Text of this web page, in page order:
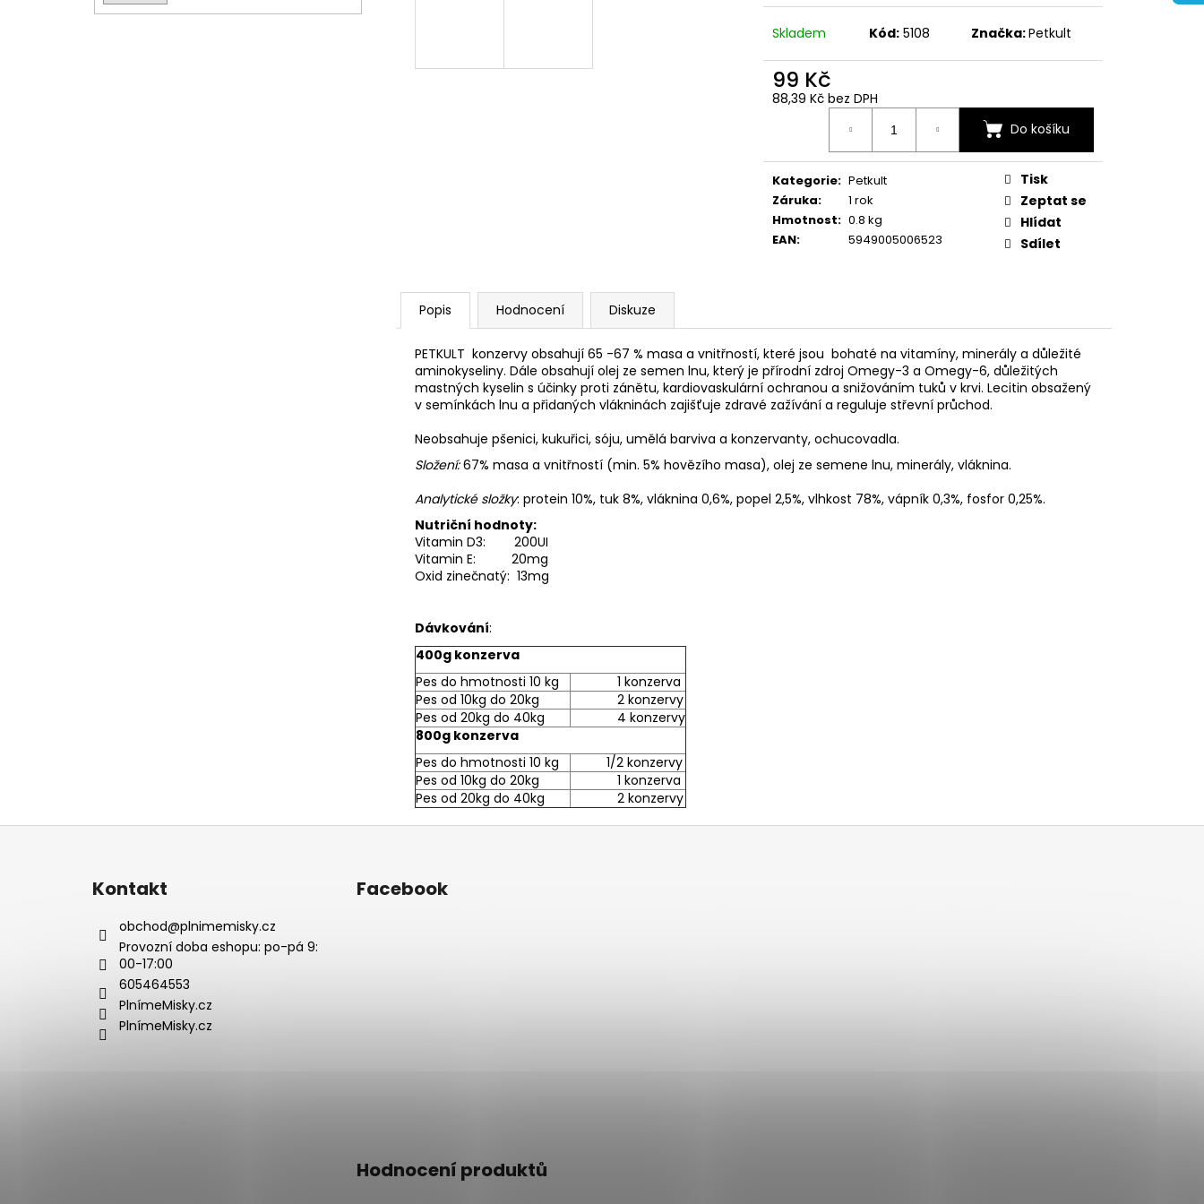
Skladem Kód: 5108 Značka:Petkult
99 Kč
88,39 Kč bez DPH
Do košíku
Kategorie: Petkult
Záruka:
1 rok
Hmotnost: 0.8 kg
EAN: 5949005006523
Tisk
Zeptat se
Hlídat
Sdílet
Popis Hodnocení Diskuze
PETKULT konzervy obsahují 65 -67 % masa a vnitřností, které jsou bohaté na vitamíny, minerály a důležité
aminokyseliny. Dále obsahují olej ze semen lnu, který je přírodní zdroj Omegy-3 a Omegy-6, důležitých
mastných kyselin s účinky proti zánětu, kardiovaskulární ochranou a snižováním tuků v krvi. Lecitin obsažený
v semínkách lnu a přidaných vlákninách zajišťuje zdravé zažívání a reguluje střevní průchod.
Neobsahuje pšenici, kukuřici, sóju, umělá barviva a konzervanty, ochucovadla.
Složení:67% masa a vnitřností (min. 5% hovězího masa), olej ze semene lnu, minerály, vláknina.
Analytické složky: protein 10%, tuk 8%, vláknina 0,6%, popel 2,5%, vlhkost 78%, vápník 0,3%, fosfor 0,25%.
Nutriční hodnoty:
Vitamin D3: 200UI
Vitamin E: 20mg
Oxid zinečnatý: 13mg
Dávkování:
400g konzerva
Pes do hmotnosti 10 kg
1 konzerva
Pes od 10kg do 20kg
2 konzervy
Pes od 20kg do 40kg
4 konzervy
800g konzerva
Pes do hmotnosti 10 kg
1/2 konzervy
Pes od 10kg do 20kg
1 konzerva
Pes od 20kg do 40kg
2 konzervy
Z
Kontakt
obchod@plnimemisky.cz
Provozní doba eshopu: po-pá 9:
00-17:00
605464553
PlnímeMisky.cz
PlnímeMisky.cz
Facebook
Hodnocení produktů